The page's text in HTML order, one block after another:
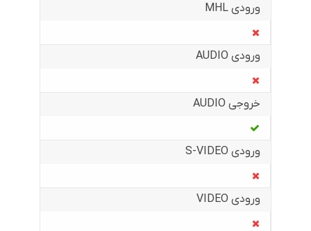
ورودی MHL
ورودی AUDIO
خروجی AUDIO
ورودی S-VIDEO
ورودی VIDEO